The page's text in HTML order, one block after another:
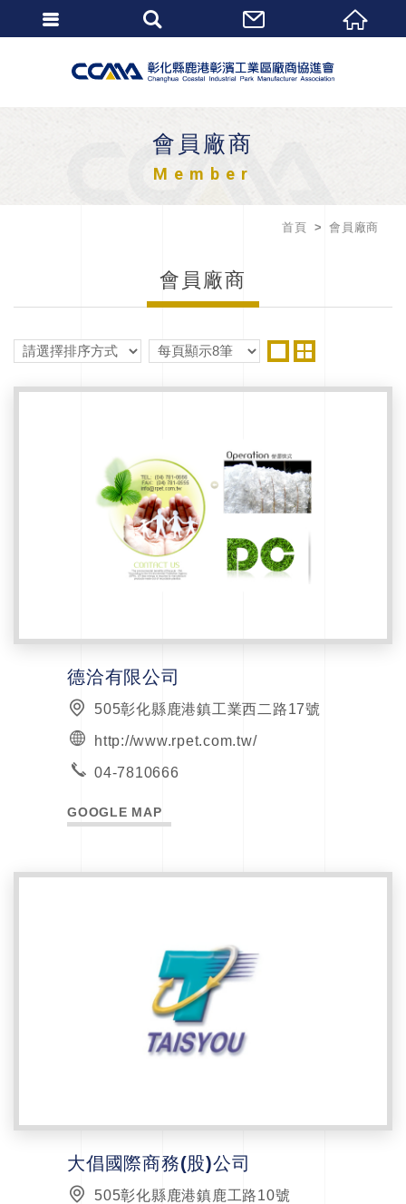
會員廠商
Member
首頁 會員廠商
會員廠商
德洽有限公司
505彰化縣鹿港鎮工業西二路17號
http://www.rpet.com.tw/
04-7810666
GOOGLE MAP
大倡國際商務(股)公司
505彰化縣鹿港鎮鹿工路10號